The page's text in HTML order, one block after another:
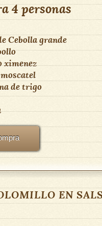
4 personas
Cebolla grande
ximenez
de trigo
EN